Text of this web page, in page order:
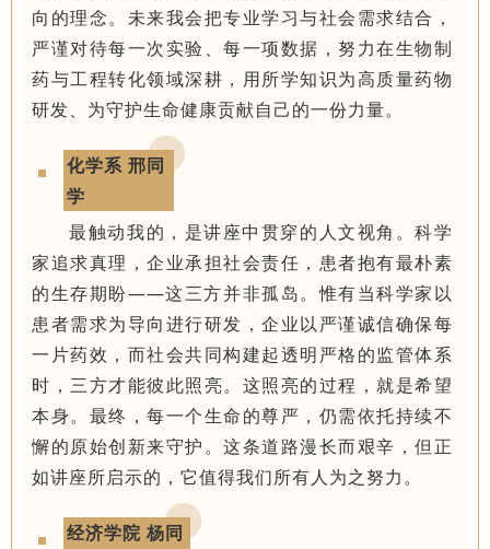
向的理念。未来我会把专业学习与社会需求结合，
严谨对待每一次实验、每一项数据，努力在生物制
药与工程转化领域深耕，用所学知识为高质量药物
研发、为守护生命健康贡献自己的一份力量。
化学系 邢同
学
最触动我的，是讲座中贯穿的人文视角。科学
家追求真理，企业承担社会责任，患者抱有最朴素
的生存期盼——这三方并非孤岛。惟有当科学家以
患者需求为导向进行研发，企业以严谨诚信确保每
一片药效，而社会共同构建起透明严格的监管体系
时，三方才能彼此照亮。这照亮的过程，就是希望
本身。最终，每一个生命的尊严，仍需依托持续不
懈的原始创新来守护。这条道路漫长而艰辛，但正
如讲座所启示的，它值得我们所有人为之努力。
经济学院 杨同